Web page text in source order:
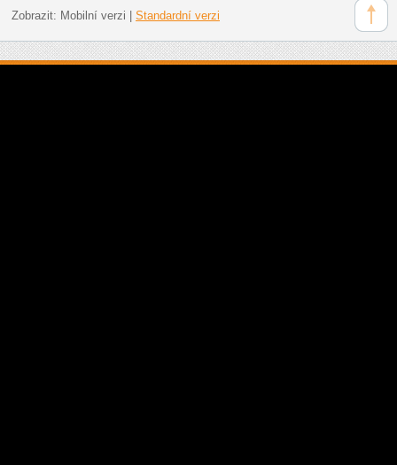
Zobrazit: Mobilní verzi Standardní verzi